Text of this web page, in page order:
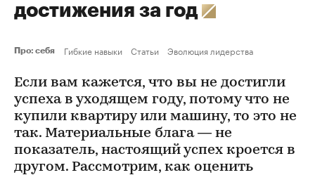
достижения за год
Про: себя Гибкие навыки Статьи Эволюция лидерства
Если вам кажется, что вы не достигли
успеха в уходящем году, потому что не
купили квартиру или машину, то это не
так. Материальные блага — не
показатель, настоящий успех кроется в
другом. Рассмотрим, как оценить